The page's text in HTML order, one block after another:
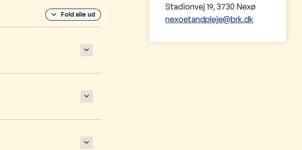
Fold alle ud
Stadionvej 19, 3730 Nexø
nexoetandpleje@brk.dk